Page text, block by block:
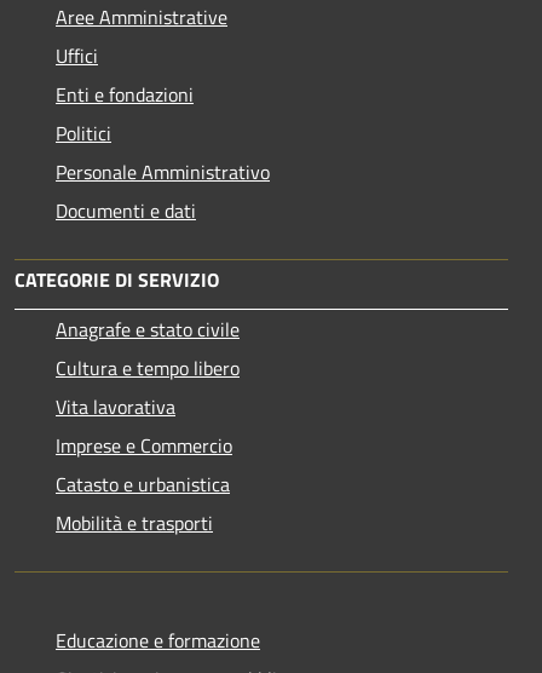
Aree Amministrative
Uffici
Enti e fondazioni
Politici
Personale Amministrativo
Documenti e dati
CATEGORIE DI SERVIZIO
Anagrafe e stato civile
Cultura e tempo libero
Vita lavorativa
Imprese e Commercio
Catasto e urbanistica
Mobilità e trasporti
Educazione e formazione